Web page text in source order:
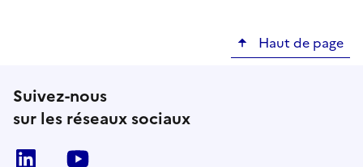
Haut de page
Suivez-nous
sur les réseaux sociaux
Linkedin